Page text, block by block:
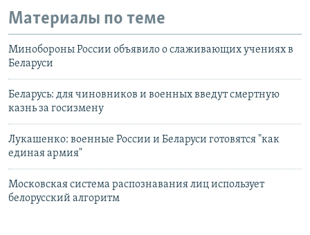
Материалы по теме
Минобороны России объявило о слаживающих учениях в
Беларуси
Беларусь: для чиновников и военных введут смертную
казнь за госизмену
Лукашенко: военные России и Беларуси готовятся "как
единая армия"
Московская система распознавания лиц использует
белорусский алгоритм